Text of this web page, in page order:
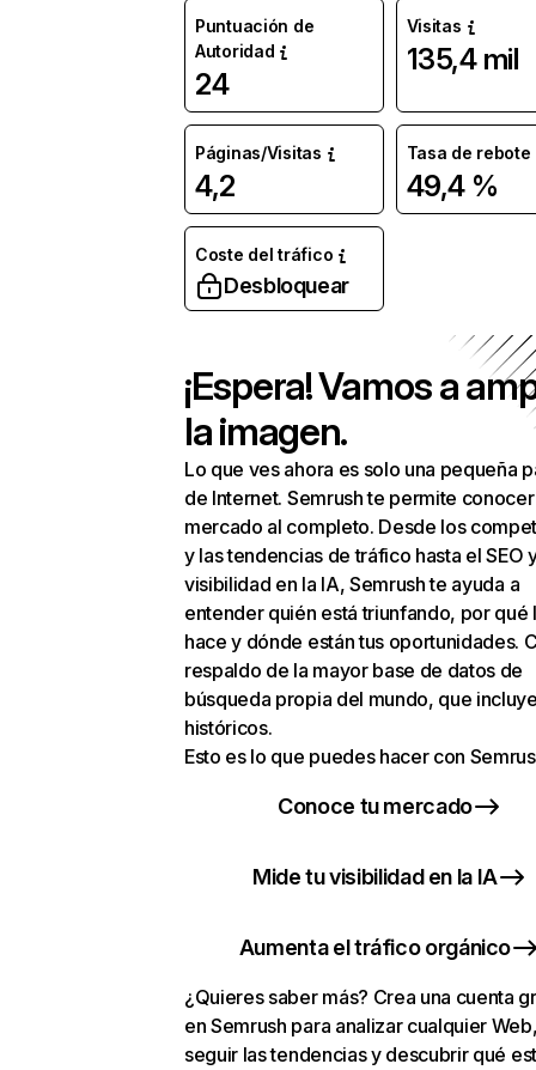
Puntuación de
Autoridad
24
Visitas
135,4 mil
Páginas/Visitas
4,2
Tasa de rebote
49,4 %
Coste del tráfico
Desbloquear
¡Espera! Vamos a
la imagen.
Lo que ves ahora es solo una pequeña
de Internet. Semrush te permite
mercado al completo. Desde los
y las tendencias de tráfico hasta el SEO
visibilidad en la IA, Semrush te ayuda a
entender quién está triunfando, por qué
hace y dónde están tus oportunidades.
respaldo de la mayor base de datos de
búsqueda propia del mundo, que
históricos.
Esto es lo que puedes hacer con
Conoce tu mercado
Mide tu visibilidad en la IA
Aumenta el tráfico orgánico
¿Quieres saber más? Crea una cuenta
en Semrush para analizar cualquier
seguir las tendencias y descubrir qué